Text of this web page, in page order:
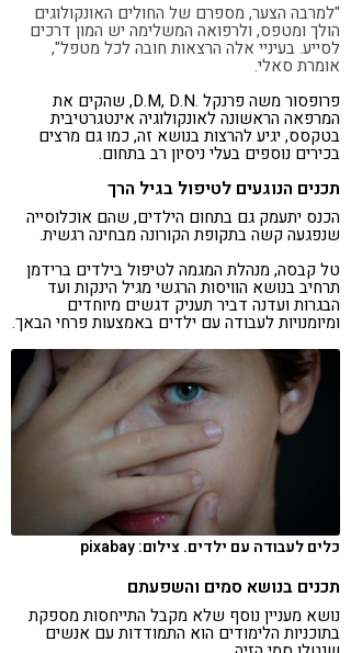
"למרבה הצער, מספרם של החולים האונקולוגים
הולך ומטפס, ולרפואה המשלימה יש המון דרכים
לסייע. בעיניי אלה הרצאות חובה לכל מטפל",
אומרת סאלי.
פרופסור משה פרנקל .D.M, D.N, שהקים את
המרפאה הראשונה לאונקולוגיה אינטגרטיבית
בטקסס, יגיע להרצות בנושא זה, כמו גם מרצים
בכירים נוספים בעלי ניסיון רב בתחום.
תכנים הנוגעים לטיפול בגיל הרך
הכנס יתעמק גם בתחום הילדים, שהם אוכלוסייה
שנפגעה קשה בתקופת הקורונה מבחינה רגשית.
טל קבסה, מנהלת המגמה לטיפול בילדים ברידמן
תרחיב בנושא הוויסות הרגשי מגיל הינקות ועד
הבגרות ועדנה דביר תעניק דגשים מיוחדים
ומיומנויות לעבודה עם ילדים באמצעות פרחי הבאך.
כלים לעבודה עם ילדים. צילום: pixabay
תכנים בנושא סמים והשפעתם
נושא מעניין נוסף שלא מקבל התייחסות מספקת
בתוכניות הלימודים הוא התמודדות עם אנשים